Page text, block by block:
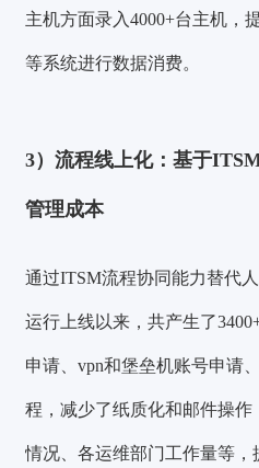
主机方面录入4000+台主机 ，
等系统进行数据消费。
3）流程线上化：基于
管理成本
通过ITSM流程协同能力替代
运行上线以来，共产生了
申请、vpn和堡垒机账号申请
程 ，减少了纸质化和邮件操
情况、各运维部门工作量等，